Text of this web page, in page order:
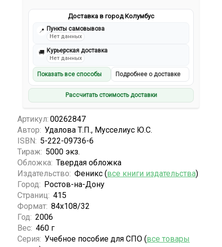
Доставка в город Колумбус
📍 Пункты самовывоза
Нет данных
🚚 Курьерская доставка
Нет данных
Показать все способы Подробнее о доставке
Рассчитать стоимость доставки
Артикул: 00262847
Автор: Удалова Т.П., Мусселиус Ю.С.
ISBN: 5-222-09736-6
Тираж: 5000 экз.
Обложка: Твердая обложка
Издательство: Феникс (все книги издательства)
Город: Ростов-на-Дону
Страниц: 415
Формат: 84x108/32
Год: 2006
Вес: 460 г
Серия: Учебное пособие для СПО (все товары